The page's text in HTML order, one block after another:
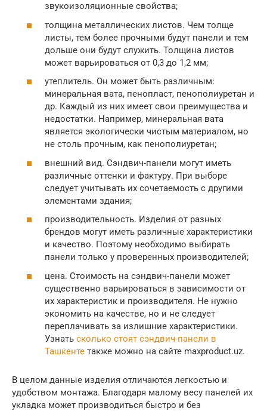
звукоизоляционные свойства;
толщина металлических листов. Чем толще
листы, тем более прочными будут панели и тем
дольше они будут служить. Толщина листов
может варьироваться от 0,3 до 1,2 мм;
утеплитель. Он может быть различным:
минеральная вата, пенопласт, пенополиуретан и
др. Каждый из них имеет свои преимущества и
недостатки. Например, минеральная вата
является экологически чистым материалом, но
не столь прочным, как пенополиуретан;
внешний вид. Сэндвич-панели могут иметь
различные оттенки и фактуру. При выборе
следует учитывать их сочетаемость с другими
элементами здания;
производительность. Изделия от разных
брендов могут иметь различные характеристики
и качество. Поэтому необходимо выбирать
панели только у проверенных производителей;
цена. Стоимость на сэндвич-панели может
существенно варьироваться в зависимости от
их характеристик и производителя. Не нужно
экономить на качестве, но и не следует
переплачивать за излишние характеристики.
Узнать сколько стоят сэндвич-панели в
Ташкенте также можно на сайте maxproduct.uz.
В целом данные изделия отличаются легкостью и
удобством монтажа. Благодаря малому весу панелей их
укладка может производиться быстро и без